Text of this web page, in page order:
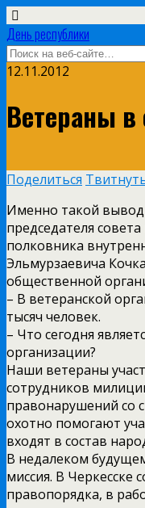
День республики
12.11.2012
Ветераны в
Поделиться
Именно такой вывод
председателя
полковника
Эльмурзаевича
общественной
– В ветеранской
тысяч человек.
– Что сегодня
организации?
Наши ветераны
сотрудников
правонарушений со
охотно помогают
входят в состав
В недалеком
миссия. В Черкесске
правопорядка, в